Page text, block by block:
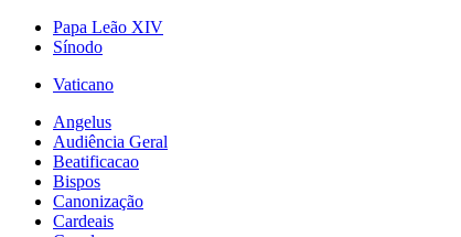
Papa Leão XIV
Sínodo
Vaticano
Angelus
Audiência Geral
Beatificacao
Bispos
Canonização
Cardeais